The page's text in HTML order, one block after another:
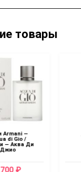
товары
Armani —
di Gio /
— Аква Ди
Джио
₽